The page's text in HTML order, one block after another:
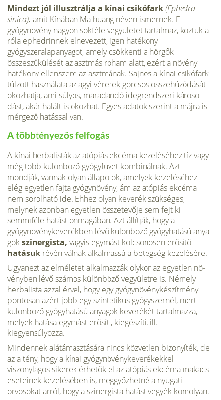
Mindezt jól illusztrálja a kínai csikófark(Ephedra
sinica), amit Kínában Ma huang néven ismernek. E
gyógynövény na­gyon sokféle vegyületet tartalmaz, köztük a
róla ephedrinnek elnevezett, igen hatékony
gyógyszeralapanyagot, amely csök­kenti a hörgők
összeszűkülését az asztmás roham alatt, ezért a növény
hatékony ellenszere az asztmának. Sajnos a kínai csi­kófark
túlzott használata az agyi vérerek görcsös összehúzódá­sát
okozhatja, ami súlyos, maradandó idegrendszeri károso­
dást, akár halált is okozhat. Egyes adatok szerint a májra is
mérgező hatással van.
A többtényezős felfogás
A kínai herbalisták az atópiás ekcéma kezeléséhez tíz vagy
még több különböző gyógyfüvet kombinálnak. Azt
mondják, van­nak olyan állapotok, amelyek kezeléséhez
elég egyetlen fajta gyógynövény, ám az atópiás ekcéma
nem sorolható ide. Ehhez olyan keverék szükséges,
melynek azonban egyetlen összete­vője sem fejt ki
semmiféle hatást önmagában. Azt állítják, hogy a
gyógynövénykeverékben lévő különböző gyógyhatású anya­
gokszinergista, vagyis egymást kölcsönösen erősítő
hatásuk révén válnak alkalmassá a betegség kezelésére.
Ugyanezt az elméletet alkalmazzák olykor az egyetlen nö­
vényben lévő számos különböző vegyületre is. Némely
herbalista azzal érvel, hogy egy gyógynövénykészítmény
pon­tosan azért jobb egy szintetikus gyógyszernél, mert
különböző gyógyhatású anyagok keverékét tartalmazza,
melyek hatása egymást erősíti, kiegészíti, ill.
kiegyensúlyozza.
Mindennek alátámasztására nincs közvetlen bizonyíték, de
az a tény, hogy a kínai gyógynövénykeverékekkel
viszonylagos sikerek érhetők el az atópiás ekcéma makacs
eseteinek kezelé­sében is, meggyőzhetné a nyugati
orvosokat arról, hogy a szinergista hatást vegyék komolyan.